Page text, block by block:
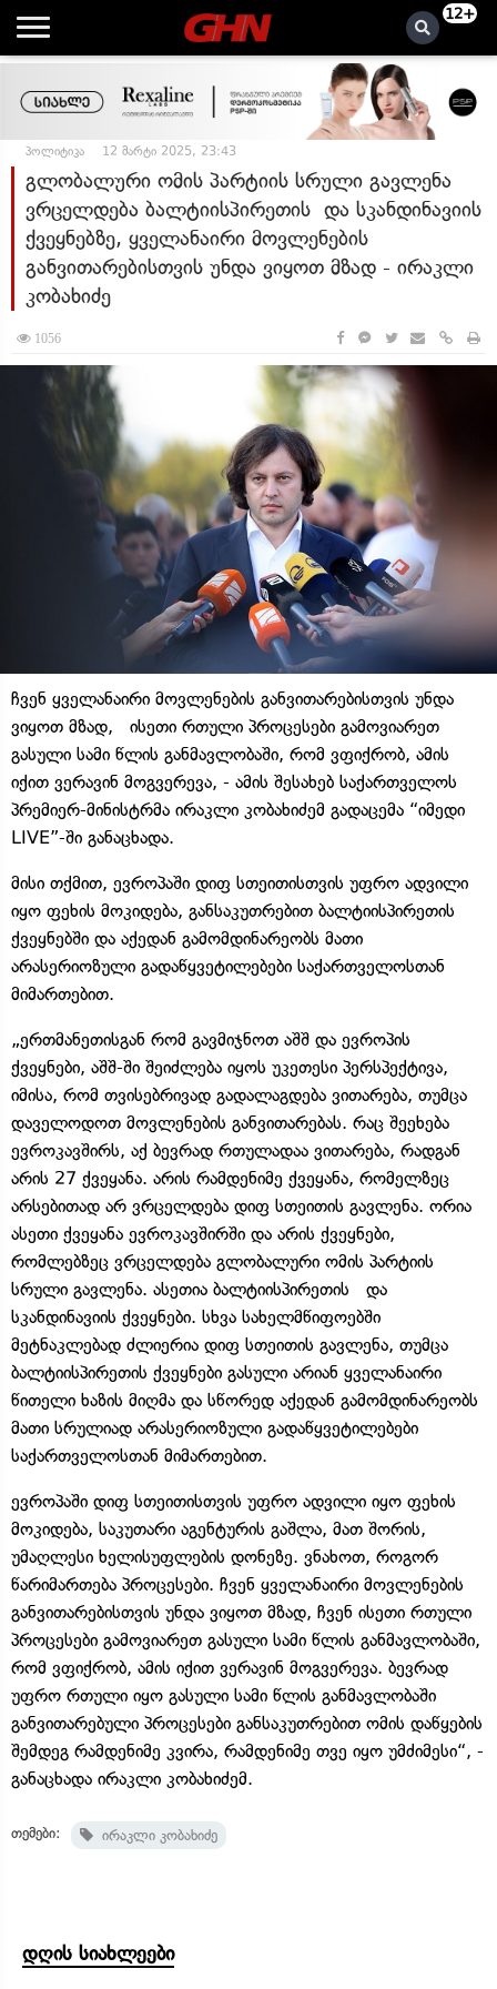
12+
პოლიტიკა 12 მარტი 2025, 23:43
გლობალური ომის პარტიის სრული გავლენა
ვრცელდება ბალტიისპირეთის და სკანდინავიის
ქვეყნებზე, ყველანაირი მოვლენების
განვითარებისთვის უნდა ვიყოთ მზად - ირაკლი
კობახიძე
1056
ჩვენ ყველანაირი მოვლენების განვითარებისთვის უნდა
ვიყოთ მზად, ისეთი რთული პროცესები გამოვიარეთ
გასული სამი წლის განმავლობაში, რომ ვფიქრობ, ამის
იქით ვერავინ მოგვერევა, - ამის შესახებ საქართველოს
პრემიერ-მინისტრმა ირაკლი კობახიძემ გადაცემა “იმედი
LIVE”-ში განაცხადა.
მისი თქმით, ევროპაში დიფ სთეითისთვის უფრო ადვილი
იყო ფეხის მოკიდება, განსაკუთრებით ბალტიისპირეთის
ქვეყნებში და აქედან გამომდინარეობს მათი
არასერიოზული გადაწყვეტილებები საქართველოსთან
მიმართებით.
„ერთმანეთისგან რომ გავმიჯნოთ აშშ და ევროპის
ქვეყნები, აშშ-ში შეიძლება იყოს უკეთესი პერსპექტივა,
იმისა, რომ თვისებრივად გადალაგდება ვითარება, თუმცა
დაველოდოთ მოვლენების განვითარებას. რაც შეეხება
ევროკავშირს, აქ ბევრად რთულადაა ვითარება, რადგან
არის 27 ქვეყანა. არის რამდენიმე ქვეყანა, რომელზეც
არსებითად არ ვრცელდება დიფ სთეითის გავლენა. ორია
ასეთი ქვეყანა ევროკავშირში და არის ქვეყნები,
რომლებზეც ვრცელდება გლობალური ომის პარტიის
სრული გავლენა. ასეთია ბალტიისპირეთის და
სკანდინავიის ქვეყნები. სხვა სახელმწიფოებში
მეტნაკლებად ძლიერია დიფ სთეითის გავლენა, თუმცა
ბალტიისპირეთის ქვეყნები გასული არიან ყველანაირი
წითელი ხაზის მიღმა და სწორედ აქედან გამომდინარეობს
მათი სრულიად არასერიოზული გადაწყვეტილებები
საქართველოსთან მიმართებით.
ევროპაში დიფ სთეითისთვის უფრო ადვილი იყო ფეხის
მოკიდება, საკუთარი აგენტურის გაშლა, მათ შორის,
უმაღლესი ხელისუფლების დონეზე. ვნახოთ, როგორ
წარიმართება პროცესები. ჩვენ ყველანაირი მოვლენების
განვითარებისთვის უნდა ვიყოთ მზად, ჩვენ ისეთი რთული
პროცესები გამოვიარეთ გასული სამი წლის განმავლობაში,
რომ ვფიქრობ, ამის იქით ვერავინ მოგვერევა. ბევრად
უფრო რთული იყო გასული სამი წლის განმავლობაში
განვითარებული პროცესები განსაკუთრებით ომის დაწყების
შემდეგ რამდენიმე კვირა, რამდენიმე თვე იყო უმძიმესი“, -
განაცხადა ირაკლი კობახიძემ.
თემები: ირაკლი კობახიძე
დღის სიახლეები